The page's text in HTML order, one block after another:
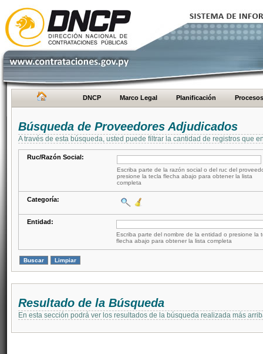
DNCP Marco Legal Planificación Procesos
Búsqueda de Proveedores Adjudicados
A través de esta búsqueda, usted puede filtrar la cantidad de registros que
Ruc/Razón Social:
Escriba parte de la razón social o del ruc del
presione la tecla flecha abajo para obtener la lista
completa
Categoría:
Entidad:
Escriba parte del nombre de la entidad o presione la
flecha abajo para obtener la lista completa
Resultado de la Búsqueda
En esta sección podrá ver los resultados de la búsqueda realizada más